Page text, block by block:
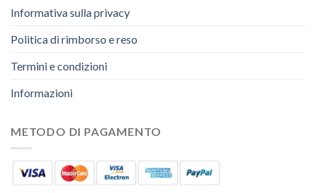
Informativa sulla privacy
Politica di rimborso e reso
Termini e condizioni
Informazioni
METODO DI PAGAMENTO